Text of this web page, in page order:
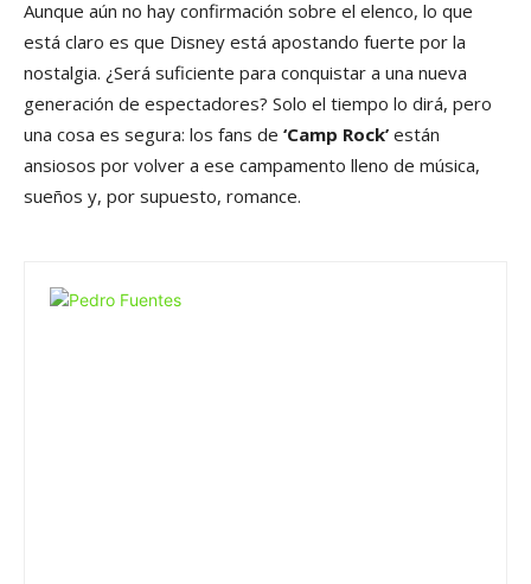
Aunque aún no hay confirmación sobre el elenco, lo que
está claro es que Disney está apostando fuerte por la
nostalgia. ¿Será suficiente para conquistar a una nueva
generación de espectadores? Solo el tiempo lo dirá, pero
una cosa es segura: los fans de ‘Camp Rock’ están
ansiosos por volver a ese campamento lleno de música,
sueños y, por supuesto, romance.